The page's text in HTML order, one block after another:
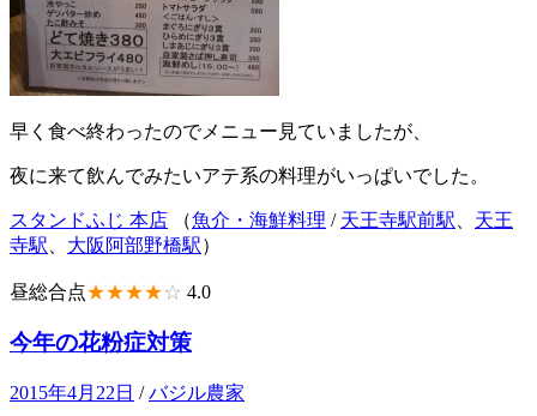
早く食べ終わったのでメニュー見ていましたが、
夜に来て飲んでみたいアテ系の料理がいっぱいでした。
スタンドふじ 本店 （魚介・海鮮料理 / 天王寺駅前駅
天王
寺駅
大阪阿部野橋駅）
昼総合点★★★★☆ 4.0
今年の花粉症対策
2015年4月22日 /バジル農家